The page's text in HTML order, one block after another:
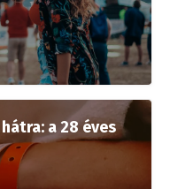
a 28 éves